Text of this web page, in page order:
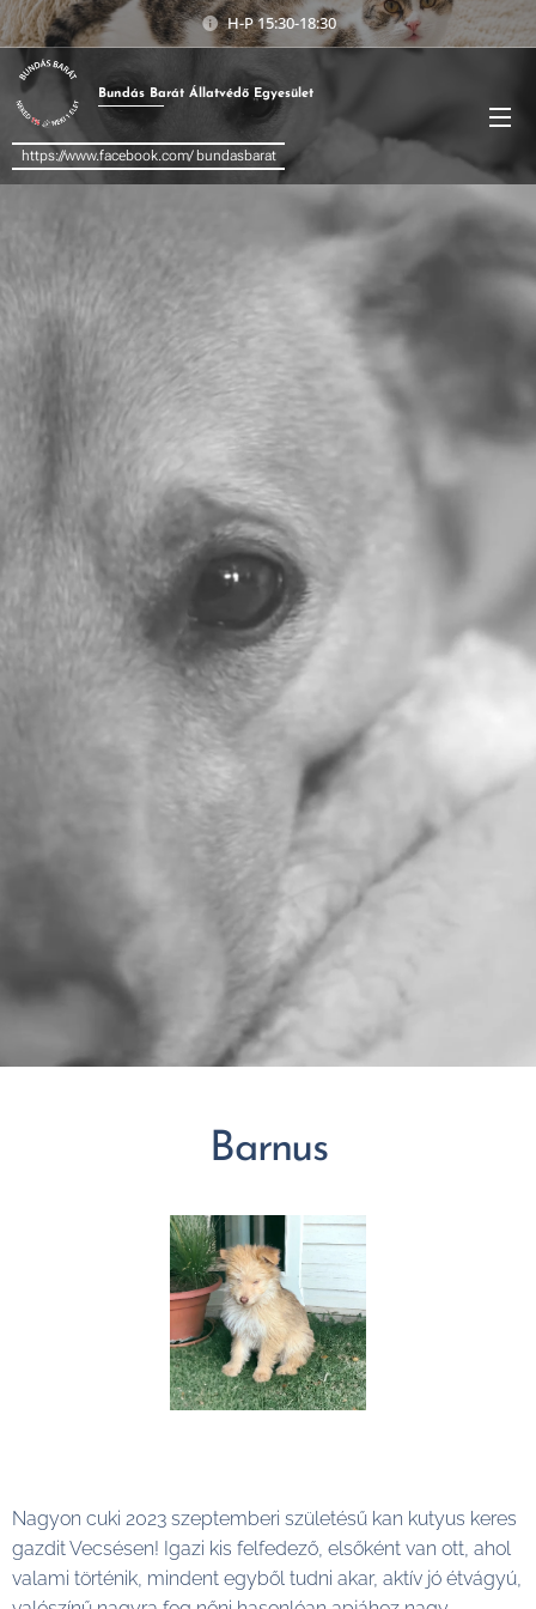
H-P 15:30-18:30
Bundás Barát Állatvédő Egyesület
https://www.facebook.com/ bundasbarat
Barnus
Nagyon cuki 2023 szeptemberi születésű kan kutyus keres
gazdit Vecsésen! Igazi kis felfedező, elsőként van ott, ahol
valami történik, mindent egyből tudni akar, aktív jó étvágyú,